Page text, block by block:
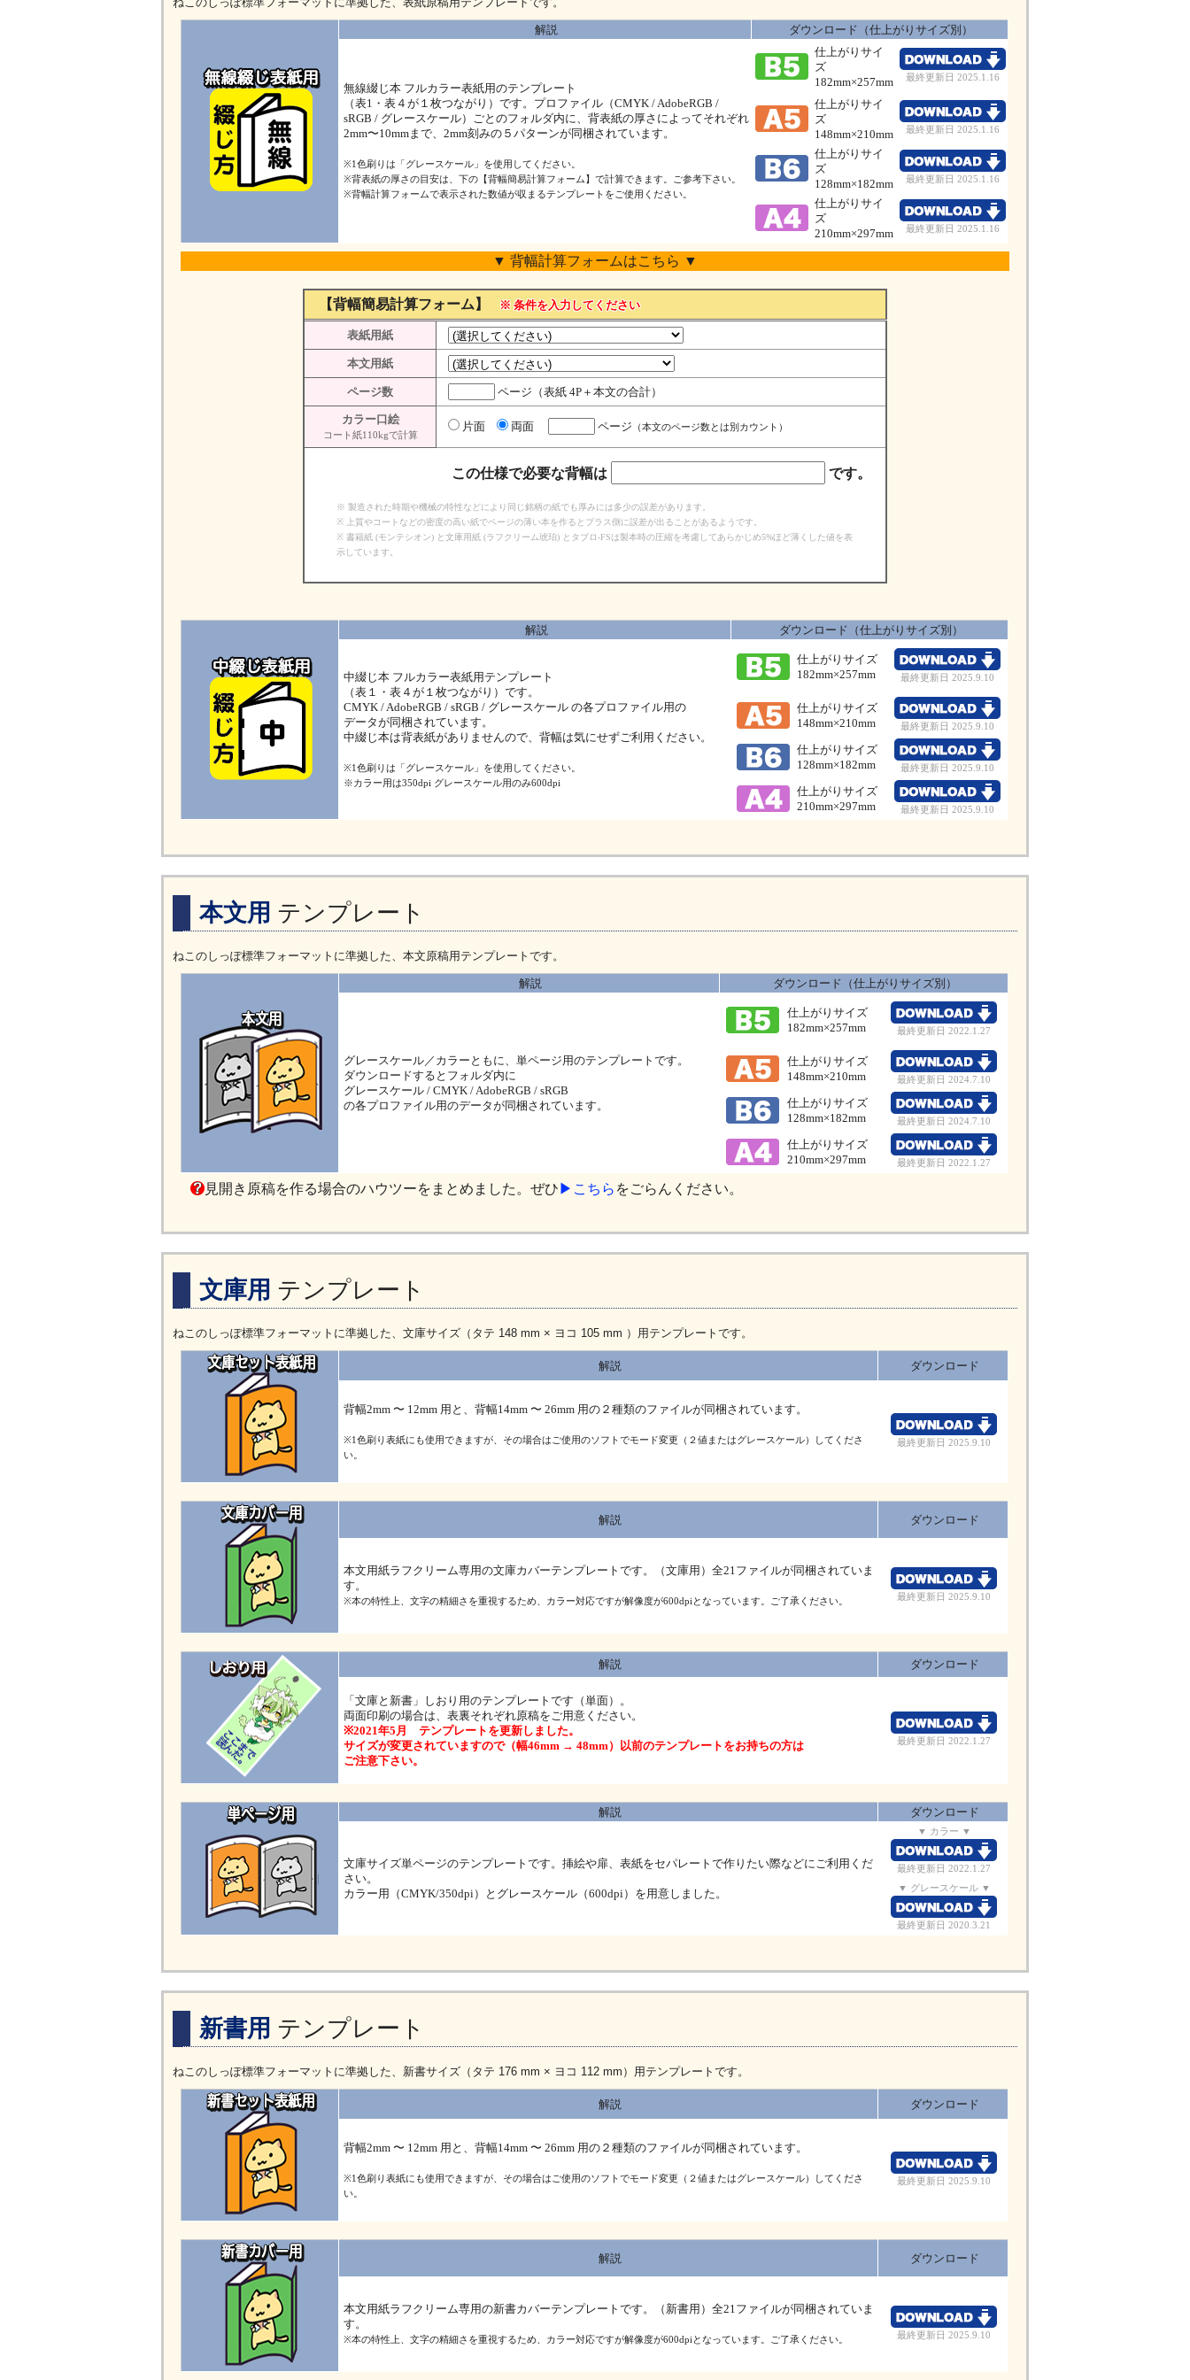
解説 ダウンロード（仕上がりサイズ別）
無線綴じ本 フルカラー表紙用のテンプレート
（表1・表４が１枚つながり）です。プロファイル（CMYK / AdobeRGB /
sRGB / グレースケール）ごとのフォルダ内に、背表紙の厚さによってそれぞれ
2mm〜10mmまで、2mm刻みの５パターンが同梱されています。
※1色刷りは「グレースケール」を使用してください。
※背表紙の厚さの目安は、下の【背幅簡易計算フォーム】で計算できます。ご参考下さい。
※背幅計算フォームで表示された数値が収まるテンプレートをご使用ください。
仕上がりサイ
ズ
182mm×257mm
最終更新日 2025.1.16
仕上がりサイ
ズ
148mm×210mm
最終更新日 2025.1.16
仕上がりサイ
ズ
128mm×182mm
最終更新日 2025.1.16
仕上がりサイ
ズ
210mm×297mm
最終更新日 2025.1.16
▼ 背幅計算フォームはこちら ▼
【背幅簡易計算フォーム】 ※ 条件を入力してください
表紙用紙
本文用紙
ページ数 ページ（表紙 4P＋本文の合計）
カラー口絵
コート紙110kgで計算
片面 両面 ページ （本文のページ数とは別カウント）
この仕様で必要な背幅は です。
※ 製造された時期や機械の特性などにより同じ銘柄の紙でも厚みには多少の誤差があります。
※ 上質やコートなどの密度の高い紙でページの薄い本を作るとプラス側に誤差が出ることがあるようです。
※ 書籍紙 (モンテシオン) と文庫用紙 (ラフクリーム琥珀) とタブロ-FSは製本時の圧縮を考慮してあらかじめ5%ほど薄くした値を表
示しています。
解説 ダウンロード（仕上がりサイズ別）
中綴じ本 フルカラー表紙用テンプレート
（表１・表４が１枚つながり）です。
CMYK / AdobeRGB / sRGB / グレースケール の各プロファイル用の
データが同梱されています。
中綴じ本は背表紙がありませんので、背幅は気にせずご利用ください。
※1色刷りは「グレースケール」を使用してください。
※カラー用は350dpi グレースケール用のみ600dpi
仕上がりサイズ
182mm×257mm
最終更新日 2025.9.10
仕上がりサイズ
148mm×210mm
最終更新日 2025.9.10
仕上がりサイズ
128mm×182mm
最終更新日 2025.9.10
仕上がりサイズ
210mm×297mm
最終更新日 2025.9.10
本文用 テンプレート
ねこのしっぽ標準フォーマットに準拠した、本文原稿用テンプレートです。
解説 ダウンロード（仕上がりサイズ別）
グレースケール／カラーともに、単ページ用のテンプレートです。
ダウンロードするとフォルダ内に
グレースケール / CMYK / AdobeRGB / sRGB
の各プロファイル用のデータが同梱されています。
仕上がりサイズ
182mm×257mm
最終更新日 2022.1.27
仕上がりサイズ
148mm×210mm
最終更新日 2024.7.10
仕上がりサイズ
128mm×182mm
最終更新日 2024.7.10
仕上がりサイズ
210mm×297mm
最終更新日 2022.1.27
見開き原稿を作る場合のハウツーをまとめました。ぜひ ▶こちら をごらんください。
文庫用 テンプレート
ねこのしっぽ標準フォーマットに準拠した、文庫サイズ（タテ 148 mm × ヨコ 105 mm ）用テンプレートです。
解説 ダウンロード
背幅2mm 〜 12mm 用と、背幅14mm 〜 26mm 用の２種類のファイルが同梱されています。
※1色刷り表紙にも使用できますが、その場合はご使用のソフトでモード変更（２値またはグレースケール）してくださ
い。
最終更新日 2025.9.10
解説 ダウンロード
本文用紙ラフクリーム専用の文庫カバーテンプレートです。（文庫用）全21ファイルが同梱されていま
す。
※本の特性上、文字の精細さを重視するため、カラー対応ですが解像度が600dpiとなっています。ご了承ください。 最終更新日 2025.9.10
解説 ダウンロード
「文庫と新書」しおり用のテンプレートです（単面）。
両面印刷の場合は、表裏それぞれ原稿をご用意ください。
※2021年5月 テンプレートを更新しました。
サイズが変更されていますので（幅46mm → 48mm）以前のテンプレートをお持ちの方は
ご注意下さい。
最終更新日 2022.1.27
解説 ダウンロード
文庫サイズ単ページのテンプレートです。挿絵や扉、表紙をセパレートで作りたい際などにご利用くだ
さい。
カラー用（CMYK/350dpi）とグレースケール（600dpi）を用意しました。
▼ カラー ▼
最終更新日 2022.1.27
▼ グレースケール ▼
最終更新日 2020.3.21
新書用 テンプレート
ねこのしっぽ標準フォーマットに準拠した、新書サイズ（タテ 176 mm × ヨコ 112 mm）用テンプレートです。
解説 ダウンロード
背幅2mm 〜 12mm 用と、背幅14mm 〜 26mm 用の２種類のファイルが同梱されています。
※1色刷り表紙にも使用できますが、その場合はご使用のソフトでモード変更（２値またはグレースケール）してくださ
い。
最終更新日 2025.9.10
解説 ダウンロード
本文用紙ラフクリーム専用の新書カバーテンプレートです。（新書用）全21ファイルが同梱されていま
す。
※本の特性上、文字の精細さを重視するため、カラー対応ですが解像度が600dpiとなっています。ご了承ください。 最終更新日 2025.9.10